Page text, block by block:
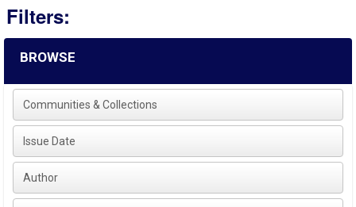
Filters:
BROWSE
Communities & Collections
Issue Date
Author